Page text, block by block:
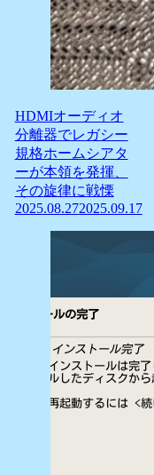
HDMIオーディオ
分離器でレガシー
規格ホームシアタ
ーが本領を発揮、
その旋律に戦慄
2025.08.272025.09.17